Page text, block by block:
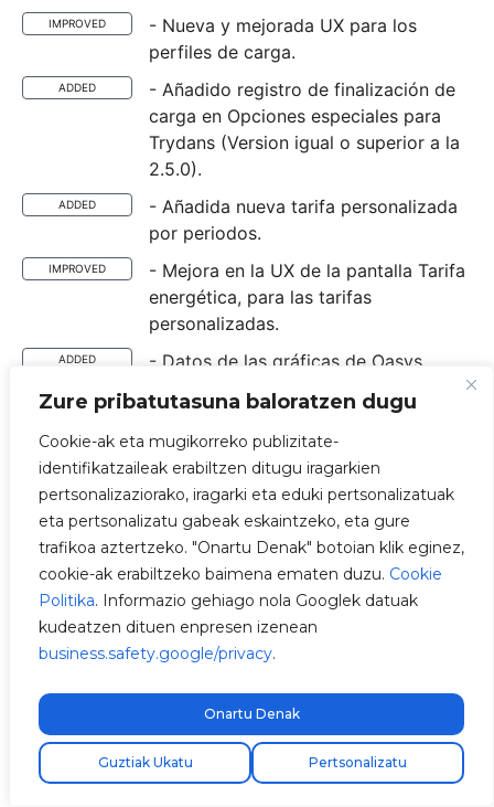
Zure pribatutasuna baloratzen dugu
Cookie-ak eta mugikorreko publizitate-
identifikatzaileak erabiltzen ditugu iragarkien
pertsonalizaziorako, iragarki eta eduki pertsonalizatuak
eta pertsonalizatu gabeak eskaintzeko, eta gure
trafikoa aztertzeko. "Onartu Denak" botoian klik eginez,
cookie-ak erabiltzeko baimena ematen duzu. Cookie
Politika. Informazio gehiago nola Googlek datuak
kudeatzen dituen enpresen izenean
business.safety.google/privacy.
Pertsonalizatu
Guztiak Ukatu
Onartu Denak
IMPROVED
- Nueva y mejorada UX para los
perfiles de carga.
ADDED
- Añadido registro de finalización de
carga en Opciones especiales para
Trydans (Version igual o superior a la
2.5.0).
ADDED
- Añadida nueva tarifa personalizada
por periodos.
IMPROVED
- Mejora en la UX de la pantalla Tarifa
energética, para las tarifas
personalizadas.
ADDED
- Datos de las gráficas de Oasys
mostrados como en la web.
gráficas de Oasys.
FIXED
- Arreglado colores incongruentes en
las gráficas de Oasys.
ADDED
- Nuevo campo "Nivel de bateria"
agregado en la gráfica de Oasys.
- Añadido buscador para cuando un
usuario tiene muchos cargadores
- Mejora de UX del boton al cambiar
contraseña para evitar múltiples
pulsaciones.